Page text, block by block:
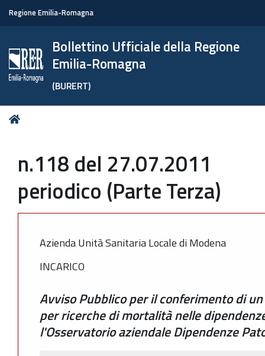
Regione Emilia-Romagna
Bollettino Ufficiale della Regione
Emilia-Romagna
(BURERT)
Tu
n.118 del 27.07.2011
periodico (Parte Terza)
Azienda Unità Sanitaria Locale di Modena
INCARICO
Avviso Pubblico per il conferimento di
per ricerche di mortalità nelle
l'Osservatorio aziendale Dipendenze